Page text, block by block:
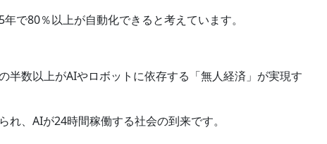
で80％以上が自動化できると考えています。
半数以上がAIやロボットに依存する「無人経済」が実現す
、AIが24時間稼働する社会の到来です。